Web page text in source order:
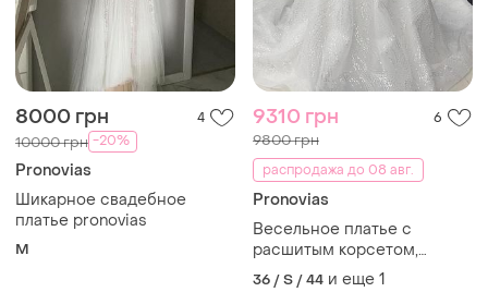
8000 грн 4
10000 грн -20%
Pronovias
Шикарное свадебное
платье pronovias
M
9310 грн 6
9800 грн
распродажа до 08 авг.
Pronovias
Весельное платье с
расшитым корсетом,
свадебное платье
36 / S / 44 и еще 1